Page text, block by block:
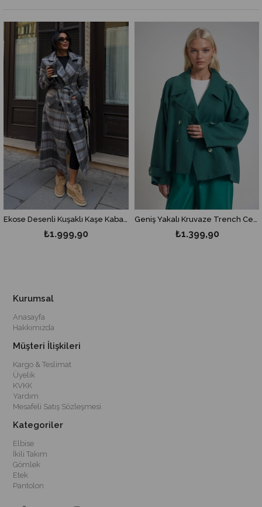
Ekose Desenli Kuşaklı Kaşe Kaban 7134
₺1.999,90
Geniş Yakalı Kruvaze Trench Ceket 7126
₺1.399,90
Kurumsal
Anasayfa
Hakkımızda
Müşteri İlişkileri
Kargo & Teslimat
Üyelik
KVKK
Yardım
Mesafeli Satış Sözleşmesi
Kategoriler
Elbise
İkili Takım
Gömlek
Etek
Pantolon